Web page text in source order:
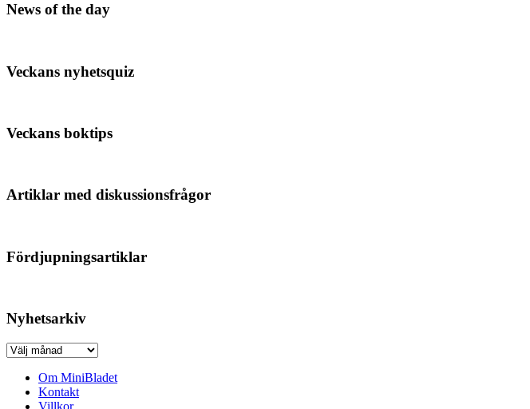
News of the day
Veckans nyhetsquiz
Veckans boktips
Artiklar med diskussionsfrågor
Fördjupningsartiklar
Nyhetsarkiv
Nyhetsarkiv
Om MiniBladet
Kontakt
Villkor